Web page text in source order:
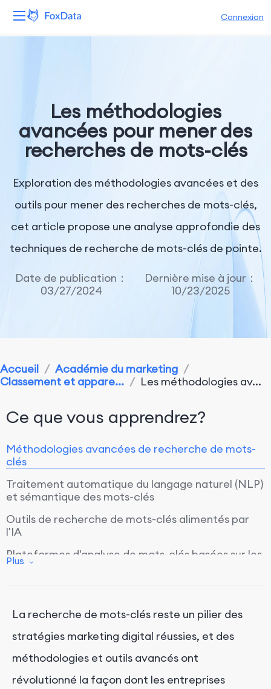
Connexion
Ressources
Tarifs
Entreprise
Les méthodologies
avancées pour mener des
recherches de mots-clés
Exploration des méthodologies avancées et des
outils pour mener des recherches de mots-clés,
cet article propose une analyse approfondie des
techniques de recherche de mots-clés de pointe.
Date de publication：
03/27/2024
Dernière mise à jour：
10/23/2025
Accueil / Académie du marketing /
Classement et appare... / Les méthodologies av...
Ce que vous apprendrez?
Méthodologies avancées de recherche de mots-
clés
Traitement automatique du langage naturel (NLP)
et sémantique des mots-clés
Outils de recherche de mots-clés alimentés par
l'IA
Plateformes d'analyse de mots-clés basées sur les
données
Intelligence concurrentielle et analyse des écarts
de mots-clés
Plus
La recherche de mots-clés reste un pilier des
stratégies marketing digital réussies, et des
méthodologies et outils avancés ont
révolutionné la façon dont les entreprises